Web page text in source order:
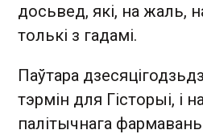
досьвед, які, на жаль,
толькі з гадамі.
Паўтара
тэрмін для Гісторыі, і
палітычнага